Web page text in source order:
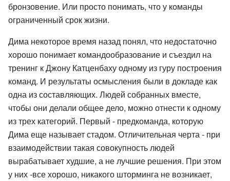
бронзовение. Или просто понимать, что у команды
ограниченный срок жизни.
Дима некоторое время назад понял, что недостаточно
хорошо понимает командообразование и съездил на
тренинг к Джону Катценбаху одному из гуру построения
команд. И результаты осмысления были в докладе как
одна из составляющих. Людей собранных вместе,
чтобы они делали общее дело, можно отнести к одному
из трех категорий. Первый - предкоманда, которую
Дима еще называет стадом. Отличительная черта - при
взаимодействии такая совокупность людей
вырабатывает худшие, а не лучшие решения. При этом
у них -все хорошо, никакого шторминга не возникает,